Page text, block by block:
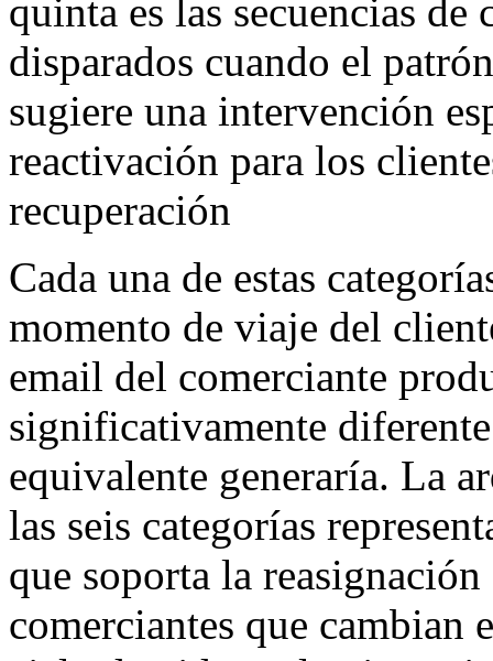
quinta es las secuencias
disparados cuando el
sugiere una intervención
reactivación para los
recuperación
Cada una de estas
momento de viaje del
email del comerciante
significativamente
equivalente generaría. La
las seis categorías
que soporta la
comerciantes que cambian